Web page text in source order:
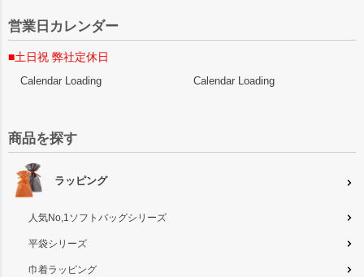
営業日カレンダー
■土日祝 弊社定休日
Calendar Loading Calendar Loading
商品を探す
ラッピング
人気No,1ソフトバッグシリーズ
平袋シリーズ
巾着ラッピング